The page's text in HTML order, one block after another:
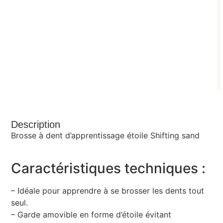
Description
Brosse à dent d’apprentissage étoile Shifting sand
Caractéristiques techniques :
– Idéale pour apprendre à se brosser les dents tout
seul.
– Garde amovible en forme d’étoile évitant